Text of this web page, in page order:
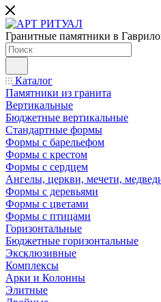
Гранитные памятники в
Каталог
Памятники из гранита
Вертикальные
Бюджетные вертикальные
Стандартные формы
Формы с барельефом
Формы с крестом
Формы с сердцем
Ангелы, церкви, мечети,
Формы с деревьями
Формы с цветами
Формы с птицами
Горизонтальные
Бюджетные горизонтальные
Эксклюзивные
Комплексы
Арки и Колонны
Элитные